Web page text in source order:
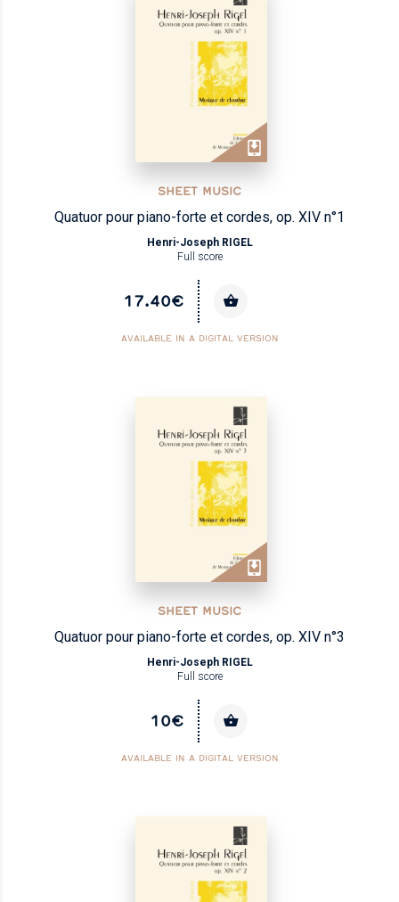
SHEET MUSIC
Quatuor pour piano-forte et cordes, op. XIV n°1
Henri-Joseph RIGEL
Full score
17.40€
AVAILABLE IN A DIGITAL VERSION
SHEET MUSIC
Quatuor pour piano-forte et cordes, op. XIV n°3
Henri-Joseph RIGEL
Full score
10€
AVAILABLE IN A DIGITAL VERSION